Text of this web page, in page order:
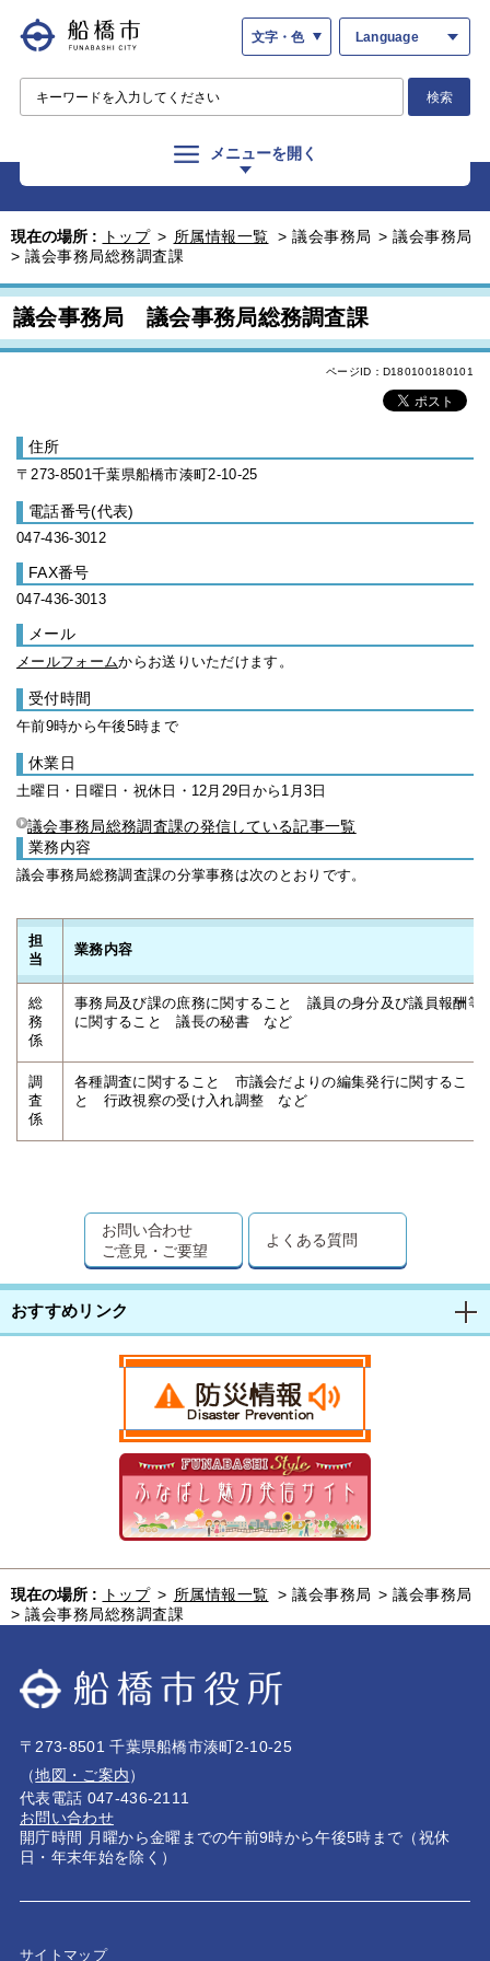
文字・色 Language
検索
メニューを開く
現在の場所 : トップ > 所属情報一覧 > 議会事務局 > 議会事務局
> 議会事務局総務調査課
議会事務局 議会事務局総務調査課
ページID：D180100180101
住所
〒273-8501千葉県船橋市湊町2-10-25
電話番号(代表)
047-436-3012
FAX番号
047-436-3013
メール
メールフォームからお送りいただけます。
受付時間
午前9時から午後5時まで
休業日
土曜日・日曜日・祝休日・12月29日から1月3日
議会事務局総務調査課の発信している記事一覧
業務内容
議会事務局総務調査課の分掌事務は次のとおりです。
担
当
業務内容
総
務
係
事務局及び課の庶務に関すること 議員の身分及び議員報酬等
に関すること 議長の秘書 など
調
査
係
各種調査に関すること 市議会だよりの編集発行に関するこ
と 行政視察の受け入れ調整 など
お問い合わせ
ご意見・ご要望
よくある質問
おすすめリンク
現在の場所 : トップ > 所属情報一覧 > 議会事務局 > 議会事務局
> 議会事務局総務調査課
〒273-8501 千葉県船橋市湊町2-10-25
（地図・ご案内）
代表電話 047-436-2111
お問い合わせ
開庁時間 月曜から金曜までの午前9時から午後5時まで（祝休
日・年末年始を除く）
サイトマップ